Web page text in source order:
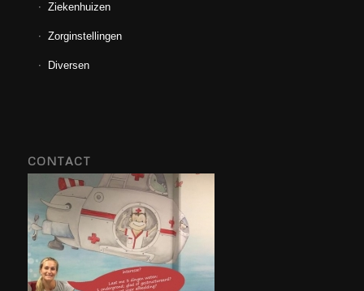
Ziekenhuizen
Zorginstellingen
Diversen
CONTACT